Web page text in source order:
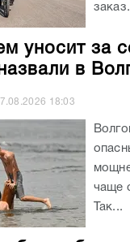
уносит за
в
18:03
чаще
Так...